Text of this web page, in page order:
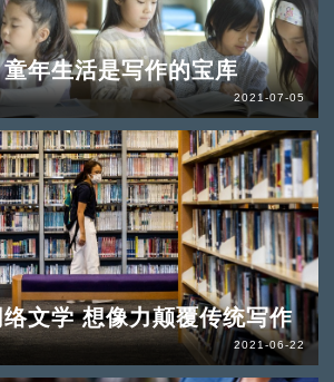
年生活是写作的宝库
2021-07-05
文学 想像力颠覆传统写作
2021-06-22